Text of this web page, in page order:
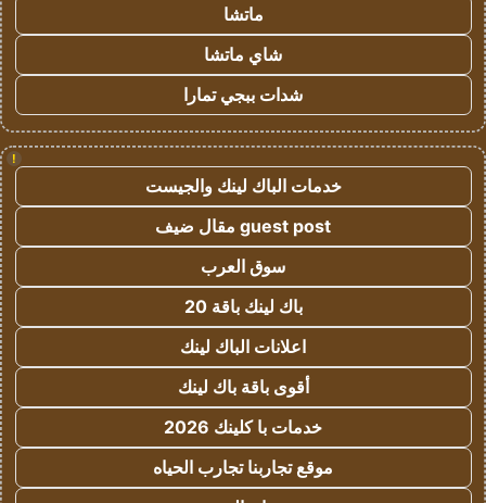
ماتشا
شاي ماتشا
شدات ببجي تمارا
!
خدمات الباك لينك والجيست
guest post مقال ضيف
سوق العرب
باك لينك باقة 20
اعلانات الباك لينك
أقوى باقة باك لينك
خدمات با كلينك 2026
موقع تجاربنا تجارب الحياه